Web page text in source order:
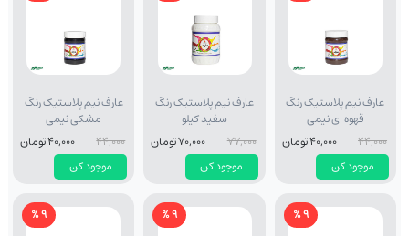
عارف نیم پلاستیک رنگ
قهوه ای نیمی
موجود کن
44,000 40,000 تومان
عارف نیم پلاستیک رنگ
سفید کیلو
موجود کن
77,000 70,000 تومان
عارف نیم پلاستیک رنگ
مشکی نیمی
موجود کن
44,000 40,000 تومان
9 %
9 %
9 %